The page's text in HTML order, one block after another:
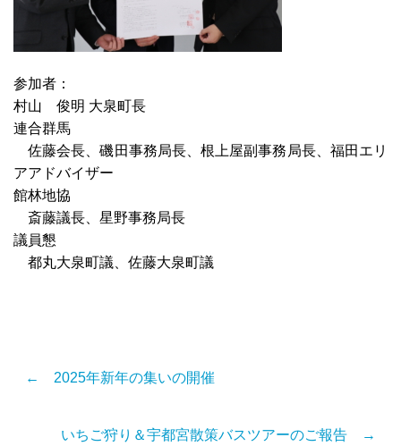
参加者：
村山 俊明 大泉町長
連合群馬
佐藤会長、磯田事務局長、根上屋副事務局長、福田エリ
アアドバイザー
館林地協
斎藤議長、星野事務局長
議員懇
都丸大泉町議、佐藤大泉町議
← 2025年新年の集いの開催
いちご狩り＆宇都宮散策バスツアーのご報告 →